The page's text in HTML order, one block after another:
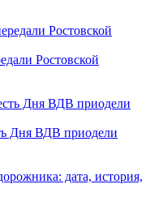
Ростовской
Дня ВДВ приодели